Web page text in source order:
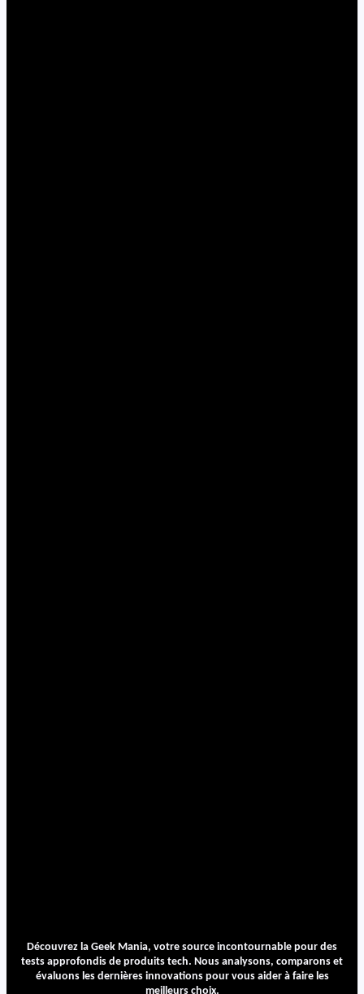
Découvrez la Geek Mania, votre source incontournable pour des
tests approfondis de produits tech. Nous analysons, comparons et
évaluons les dernières innovations pour vous aider à faire les
meilleurs choix.